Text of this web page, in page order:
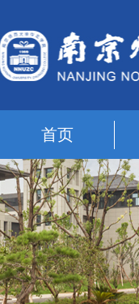
首页